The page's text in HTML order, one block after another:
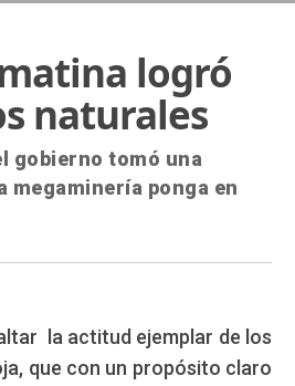
logró
naturales
gobierno tomó una
megaminería ponga en
la actitud ejemplar de los
que con un propósito claro